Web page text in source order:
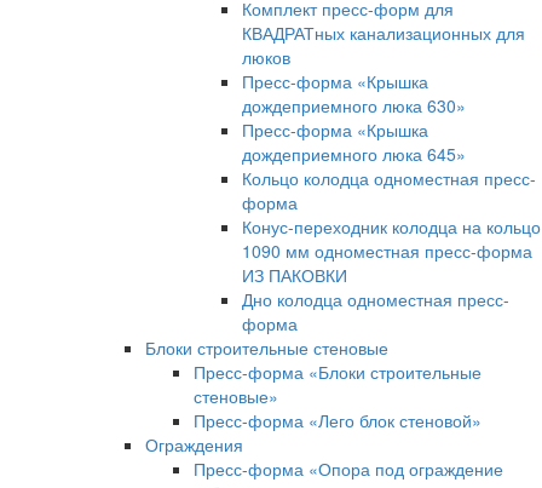
Комплект пресс-форм для
КВАДРАТных канализационных для
люков
Пресс-форма «Крышка
дождеприемного люка 630»
Пресс-форма «Крышка
дождеприемного люка 645»
Кольцо колодца одноместная пресс-
форма
Конус-переходник колодца на кольцо
1090 мм одноместная пресс-форма
ИЗ ПАКОВКИ
Дно колодца одноместная пресс-
форма
Блоки строительные стеновые
Пресс-форма «Блоки строительные
стеновые»
Пресс-форма «Лего блок стеновой»
Ограждения
Пресс-форма «Опора под ограждение